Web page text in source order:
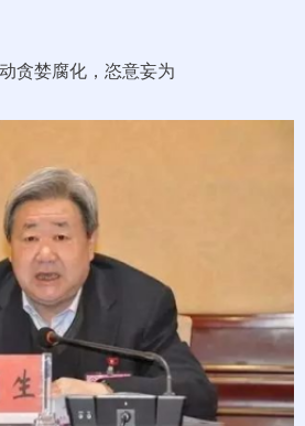
贪婪腐化，恣意妄为